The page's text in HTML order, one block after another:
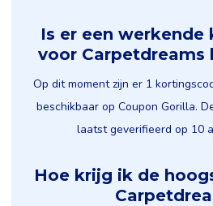
Is er een
voor Carpetdreams
Op dit moment zijn er 1
beschikbaar op Coupon Gorilla.
laatst geverifieerd op 10
Hoe krijg ik de